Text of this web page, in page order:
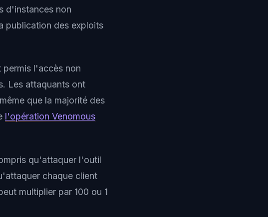
d'instances non
publication des exploits
permis l'accès non
Les attaquants ont
que la majorité des
l'opération Venomous
qu'attaquer l'outil
chaque client
multiplier par 100 ou 1